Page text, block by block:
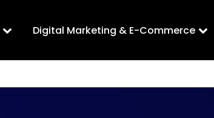
Digital Marketing & E-Commerce